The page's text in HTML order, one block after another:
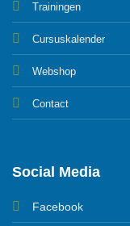
Trainingen
Cursuskalender
Webshop
Contact
Social Media
Facebook